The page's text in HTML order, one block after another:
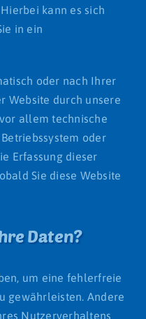
kann es sich
in ein
oder nach Ihrer
Website durch unsere
allem technische
oder
Erfassung dieser
Sie diese Website
Daten?
um eine fehlerfreie
gewährleisten. Andere
Nutzerverhaltens